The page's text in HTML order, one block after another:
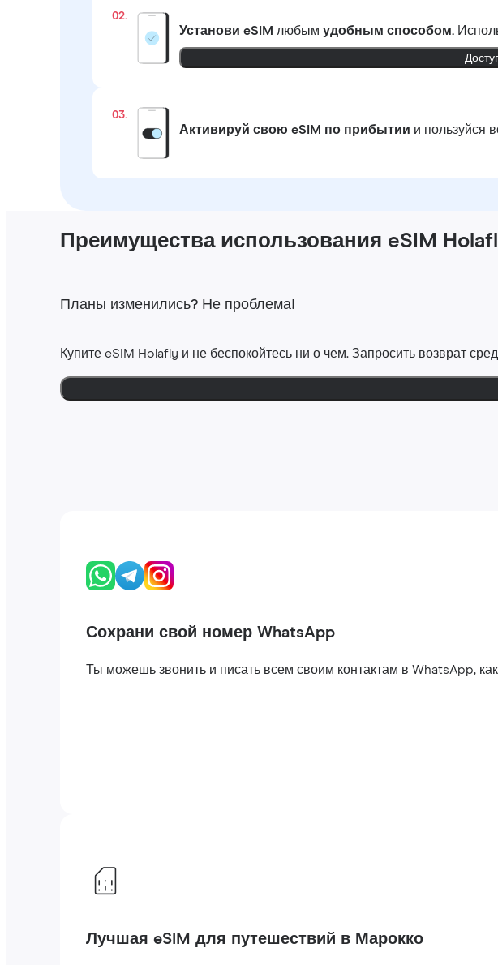
02.
Установи eSIM любымудобным способом.
03.
Активируй свою eSIM по прибытии и пользуйся
Преимущества использования eSIM
Планы изменились? Не проблема!
Купите eSIM Holafly и не беспокойтесь ни о чем. Запросить возврат
Сохрани свой номер WhatsApp
Ты можешь звонить и писать всем своим контактам в WhatsApp,
Лучшая eSIM для путешествий в Марокко